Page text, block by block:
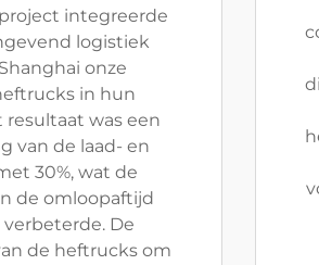
integreerde
logistiek
onze
in hun
resultaat was een
van de laad- en
30%, wat de
de omloopaftijd
verbeterde. De
de heftrucks om